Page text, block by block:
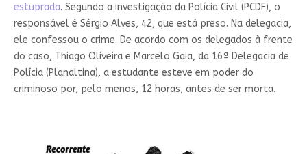
estuprada. Segundo a investigação da Polícia Civil (PCDF), o
responsável é Sérgio Alves, 42, que está preso. Na delegacia,
ele confessou o crime. De acordo com os delegados à frente
do caso, Thiago Oliveira e Marcelo Gaia, da 16ª Delegacia de
Polícia (Planaltina), a estudante esteve em poder do
criminoso por, pelo menos, 12 horas, antes de ser morta.